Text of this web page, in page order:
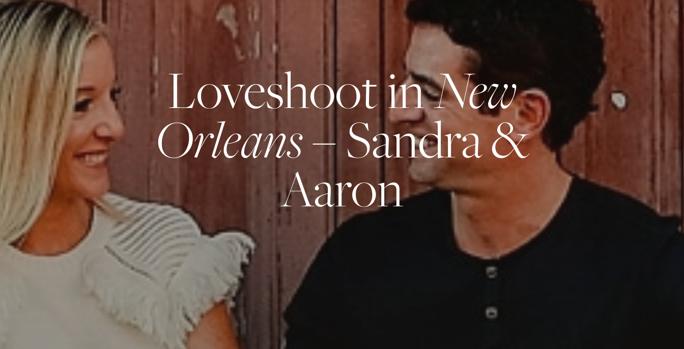
Loveshoot inNew
Orleans– Sandra &
Aaron